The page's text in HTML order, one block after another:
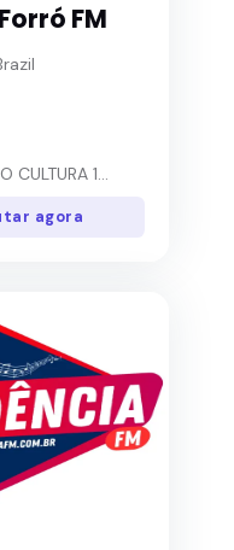
FM
CULTURA 1...
agora